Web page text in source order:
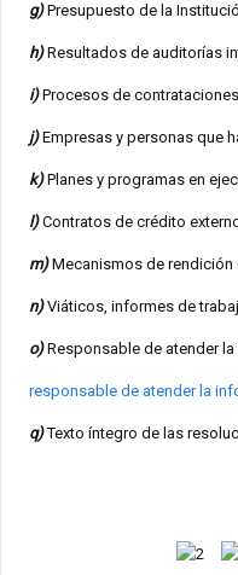
g) Presupuesto de la
h)Resultados de auditorías
i) Procesos de contrataciones
j) Empresas y personas que
k) Planes y programas en
l) Contratos de crédito
m)Mecanismos de rendición
n)Viáticos, informes de
o)Responsable de atender
responsable de atender la
q) Texto íntegro de las